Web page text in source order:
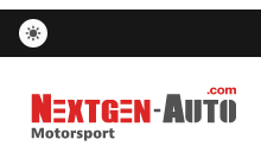
Nextgen-Auto.com